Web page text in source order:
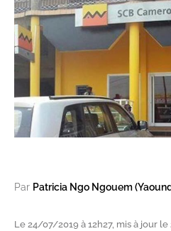
Par Patricia Ngo Ngouem
Le 24/07/2019 à 12h27, mis à jour